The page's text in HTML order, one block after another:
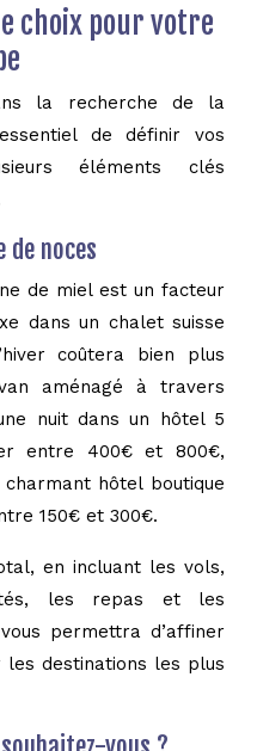
choix pour votre
la recherche de la
de définir vos
éléments clés
de noces
de miel est un facteur
dans un chalet suisse
coûtera bien plus
aménagé à travers
nuit dans un hôtel 5
entre 400€ et 800€,
charmant hôtel boutique
150€ et 300€.
en incluant les vols,
les repas et les
permettra d’affiner
destinations les plus